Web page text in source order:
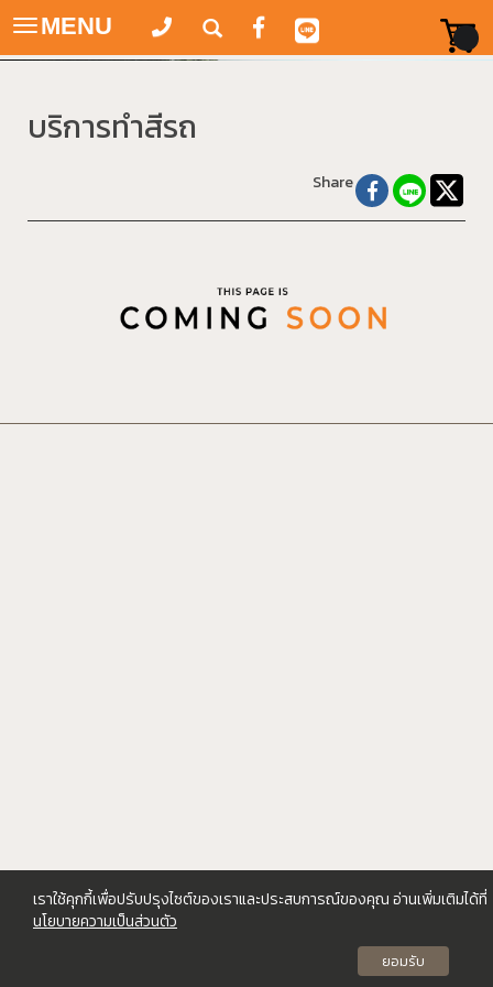
Toggle
navigation
MENU
บริการทำสีรถ
Share
เราใช้คุกกี้เพื่อปรับปรุงไซต์ของเราและประสบการณ์ของคุณ อ่านเพิ่มเติมได้ที่
นโยบายความเป็นส่วนตัว
ยอมรับ